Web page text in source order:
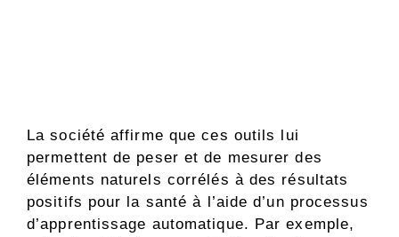
La société affirme que ces outils lui
permettent de peser et de mesurer des
éléments naturels corrélés à des résultats
positifs pour la santé à l’aide d’un processus
d’apprentissage automatique. Par exemple,